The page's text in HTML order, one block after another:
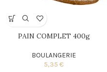
PAIN COMPLET 400g
BOULANGERIE
5,35€